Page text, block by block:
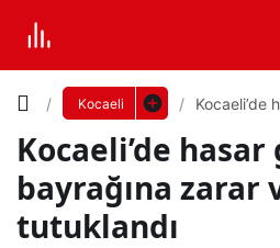
Kocaeli
Kocaeli’de
tutuklandı
Kocaeli’de
bayrağına zarar
tutuklandı
Koc
Yazı
Boyutunu
Ayarla